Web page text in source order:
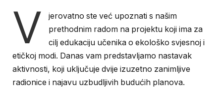
V
jerovatno ste već upoznati s našim
prethodnim radom na projektu koji ima za
cilj edukaciju učenika o ekološko svjesnoj i
etičkoj modi. Danas vam predstavljamo nastavak
aktivnosti, koji uključuje dvije izuzetno zanimljive
radionice i najavu uzbudljivih budućih planova.